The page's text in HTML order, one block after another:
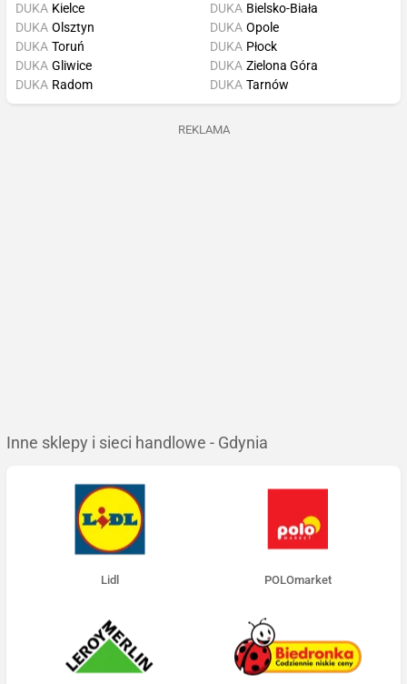
DUKA Kielce DUKA Bielsko-Biała
DUKA Olsztyn
DUKA Toruń
DUKA Gliwice
DUKA Radom
DUKA Opole
DUKA Płock
DUKA Zielona Góra
DUKA Tarnów
REKLAMA
Inne sklepy i sieci handlowe - Gdynia
Lidl POLOmarket